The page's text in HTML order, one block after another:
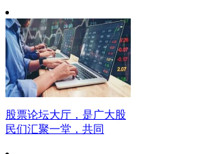
股票论坛大厅，是广大股
民们汇聚一堂，共同